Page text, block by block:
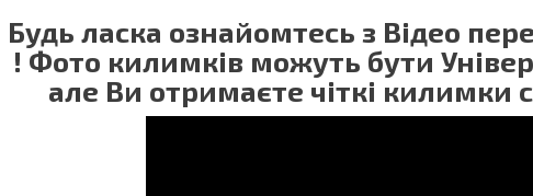
Будь ласка ознайомтесь з Відео
! Фото килимків можуть бути
але Ви отримаєте чіткі килимки